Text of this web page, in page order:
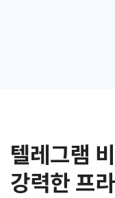
텔레그램
강력한 프